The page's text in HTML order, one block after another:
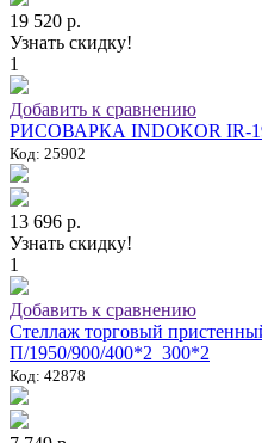
19 520 р.
Узнать скидку!
1
Добавить к сравнению
РИСОВАРКА INDOKOR IR-
Код: 25902
13 696 р.
Узнать скидку!
1
Добавить к сравнению
Стеллаж торговый
П/1950/900/400*2_300*2
Код: 42878